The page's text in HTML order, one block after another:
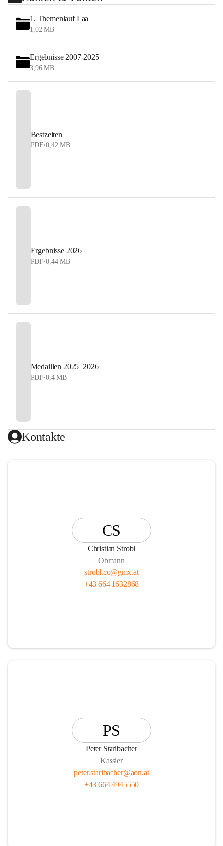
1. Themenlauf Laa
1,02 MB
Ergebnisse 2007-2025
3,96 MB
Bestzeiten
PDF•0,42 MB
Ergebnisse 2026
PDF•0,44 MB
Medaillen 2025_2026
PDF•0,4 MB
Kontakte
CS
Christian Strobl
Obmann
strobl.co@gmx.at
+43 664 1632868
PS
Peter Staribacher
Kassier
peter.staribacher@aon.at
+43 664 4945550